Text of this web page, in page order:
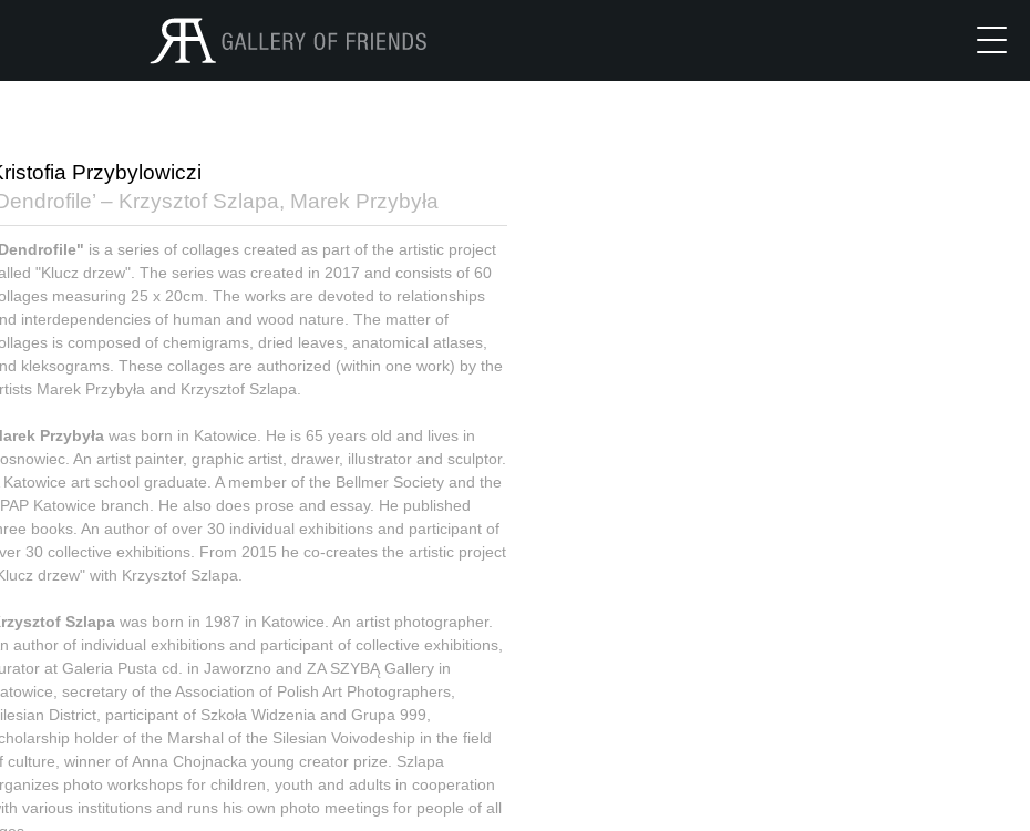
Przybylowiczi
– Krzysztof Szlapa, Marek Przybyła
is a series of collages created as part of the artistic project
"Klucz drzew". The series was created in 2017 and consists of 60
measuring 25 x 20cm. The works are devoted to relationships
interdependencies of human and wood nature. The matter of
is composed of chemigrams, dried leaves, anatomical atlases,
kleksograms. These collages are authorized (within one work) by the
Marek Przybyła and Krzysztof Szlapa.
Przybyławas born in Katowice. He is 65 years old and lives in
An artist painter, graphic artist, drawer, illustrator and sculptor.
Katowice art school graduate. A member of the Bellmer Society and the
Katowice branch. He also does prose and essay. He published
books. An author of over 30 individual exhibitions and participant of
30 collective exhibitions. From 2015 he co-creates the artistic project
drzew" with Krzysztof Szlapa.
Szlapawas born in 1987 in Katowice. An artist photographer.
author of individual exhibitions and participant of collective exhibitions,
at Galeria Pusta cd. in Jaworzno and ZA SZYBĄ Gallery in
secretary of the Association of Polish Art Photographers,
District, participant of Szkoła Widzenia and Grupa 999,
holder of the Marshal of the Silesian Voivodeship in the field
culture, winner of Anna Chojnacka young creator prize. Szlapa
photo workshops for children, youth and adults in cooperation
various institutions and runs his own photo meetings for people of all